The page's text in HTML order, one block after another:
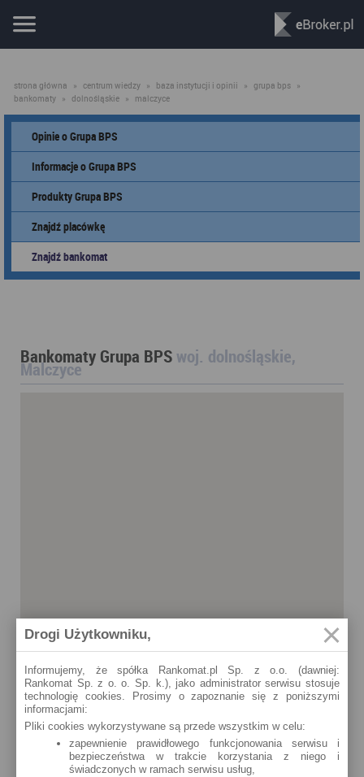
strona główna » centrum wiedzy » baza instytucji i opinii » grupa bps »
bankomaty » dolnośląskie » malczyce
Opinie o Grupa BPS
Informacje o Grupa BPS
Produkty Grupa BPS
Znajdź placówkę
Znajdź bankomat
Bankomaty Grupa BPS woj. dolnośląskie,
Malczyce
Malczyce
1 Maja 28 (24h)
szczegóły »
Drogi Użytkowniku,
Informujemy, że spółka Rankomat.pl Sp. z o.o. (dawniej:
Rankomat Sp. z o. o. Sp. k.), jako administrator serwisu stosuje
technologię cookies. Prosimy o zapoznanie się z poniższymi
informacjami:
Pliki cookies wykorzystywane są przede wszystkim w celu:
zapewnienie prawidłowego funkcjonowania serwisu i
bezpieczeństwa w trakcie korzystania z niego i
świadczonych w ramach serwisu usług,